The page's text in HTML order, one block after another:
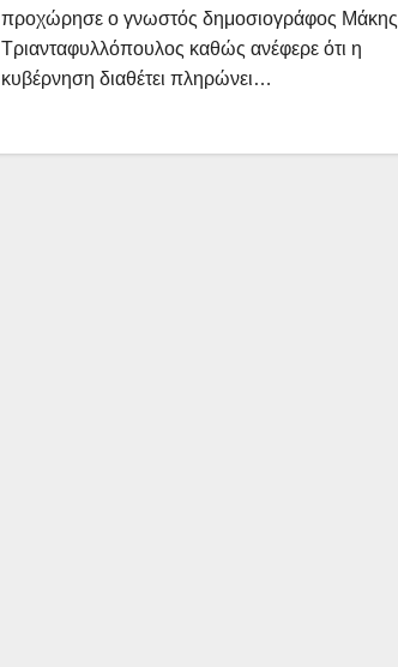
προχώρησε ο γνωστός δημοσιογράφος Μάκης
Τριανταφυλλόπουλος καθώς ανέφερε ότι η
κυβέρνηση διαθέτει πληρώνει…